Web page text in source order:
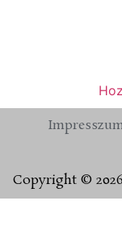
Copyright ©